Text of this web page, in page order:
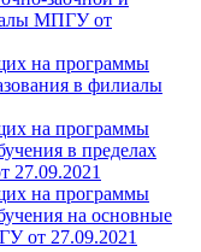
МПГУ от
на программы
в филиалы
на программы
в пределах
27.09.2021
на программы
на основные
от 27.09.2021